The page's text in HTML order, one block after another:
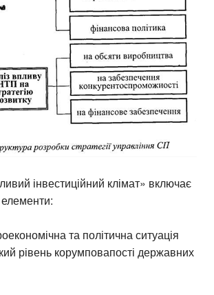
інвестиційний клімат» включає
та політична ситуація
рівень корумповапості державних